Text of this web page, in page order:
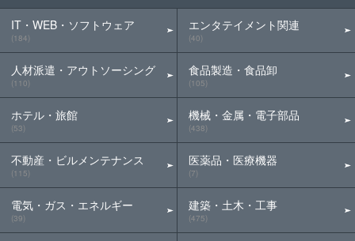
IT・WEB・ソフトウェア
(184)
人材派遣・アウトソーシング
(110)
ホテル・旅館
(53)
不動産・ビルメンテナンス
(115)
電気・ガス・エネルギー
(39)
エンタテイメント関連
(40)
食品製造・食品卸
(105)
機械・金属・電子部品
(438)
医薬品・医療機器
(7)
建築・土木・工事
(475)